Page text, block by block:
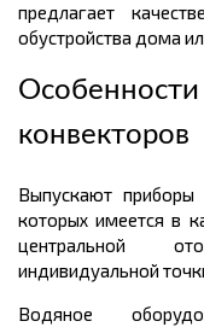
предлагает
обустройства дома
конвекторов
Выпускают
которых имеется в
центральной
индивидуальной
Водяное